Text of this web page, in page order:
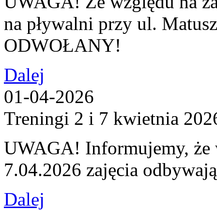
na pływalni przy ul.
ODWOŁANY!
Dalej
01-04-2026
Treningi 2 i 7 kwietnia
UWAGA! Informujemy, że
7.04.2026 zajęcia
Dalej